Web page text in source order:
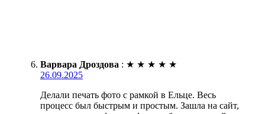
Варвара Дроздова : ★ ★ ★ ★ ★
26.09.2025
Делали печать фото с рамкой в Ельце. Весь
процесс был быстрым и простым. Зашла на сайт,